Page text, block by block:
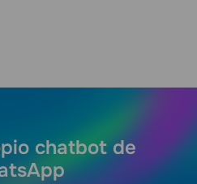
chatbot de